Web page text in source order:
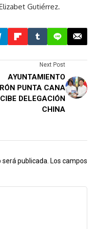
Gutiérrez.
Next Post
AYUNTAMIENTO
PUNTA CANA
DELEGACIÓN
CHINA
publicada. Los campos